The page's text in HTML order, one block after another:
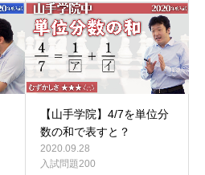
【山手学院】4/7を単位分
数の和で表すと？
2020.09.28
入試問題200